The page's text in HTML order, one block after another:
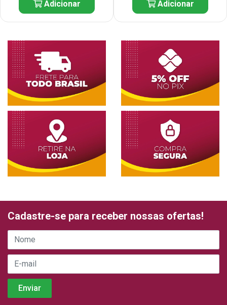
Adicionar Adicionar
Cadastre-se para receber nossas ofertas!